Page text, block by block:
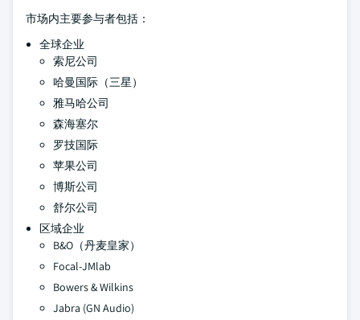
市场内主要参与者包括：
全球企业
索尼公司
哈曼国际（三星）
雅马哈公司
森海塞尔
罗技国际
苹果公司
博斯公司
舒尔公司
区域企业
B&O（丹麦皇家）
Focal-JMlab
Bowers & Wilkins
Jabra (GN Audio)